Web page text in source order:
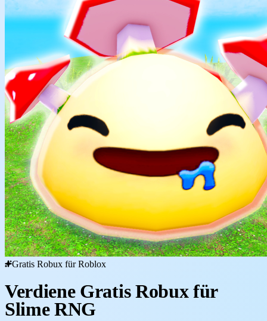
Gratis Robux für Roblox
Verdiene Gratis Robux für
Slime RNG